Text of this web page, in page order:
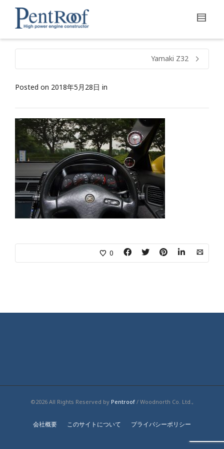
Yamaki Z32
Posted on 2018年5月28日 in
0
©2026 All Rights Reserved by Pentroof / Woodnorth Co. Ltd.,
会社概要 このサイトについて プライバシーポリシー